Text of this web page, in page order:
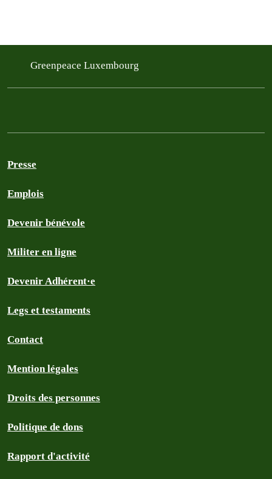
Greenpeace Luxembourg
Presse
Emplois
Devenir bénévole
Militer en ligne
Devenir Adhérent·e
Legs et testaments
Contact
Mention légales
Droits des personnes
Politique de dons
Rapport d'activité